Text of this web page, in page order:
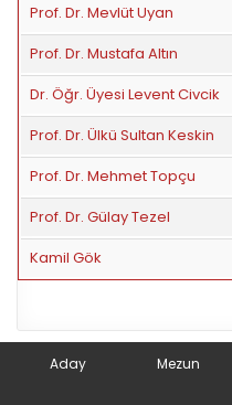
Prof. Dr. Mevlüt Uyan
Prof. Dr. Mustafa Altın
Dr. Öğr. Üyesi Levent Civcik
Prof. Dr. Ülkü Sultan Keskin
Prof. Dr. Mehmet Topçu
Prof. Dr. Gülay Tezel
Kamil Gök
Aday Mezun